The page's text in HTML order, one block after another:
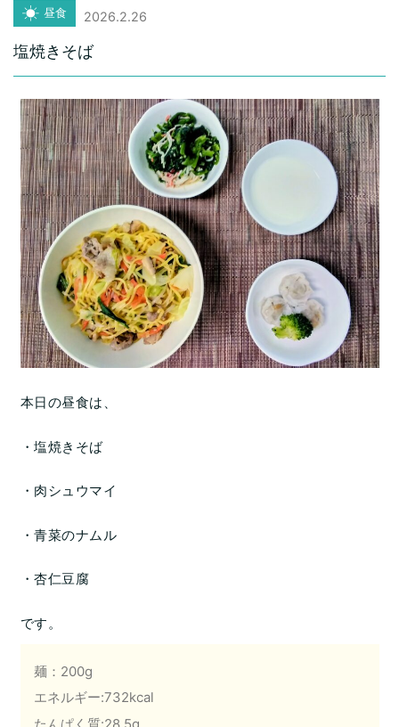
昼食 2026.2.26
塩焼きそば
本日の昼食は、
・塩焼きそば
・肉シュウマイ
・青菜のナムル
・杏仁豆腐
です。
麺：200g
エネルギー:732kcal